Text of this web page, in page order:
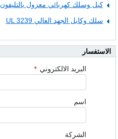
كبل وسلك كهربائي معزول بالتليفون UL 10362
سلك وكابل الجهد العالي UL 3239
الاستفسار